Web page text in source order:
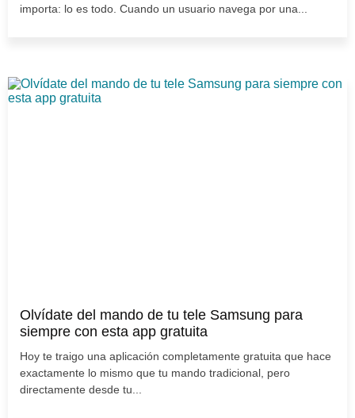
importa: lo es todo. Cuando un usuario navega por una...
Olvídate del mando de tu tele Samsung para
siempre con esta app gratuita
Hoy te traigo una aplicación completamente gratuita que hace
exactamente lo mismo que tu mando tradicional, pero
directamente desde tu...